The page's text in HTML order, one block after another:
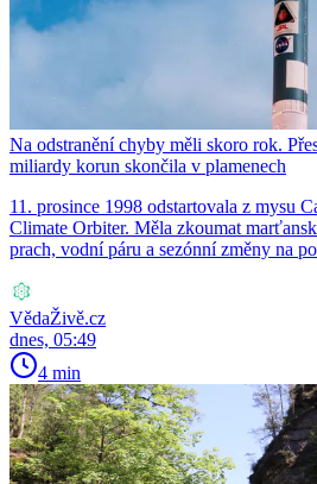
Na odstranění chyby měli skoro rok.
miliardy korun skončila v plamenech
11. prosince 1998 odstartovala z mysu
Climate Orbiter. Měla zkoumat
prach, vodní páru a sezónní změny na
VědaŽivě.cz
dnes, 05:49
4 min